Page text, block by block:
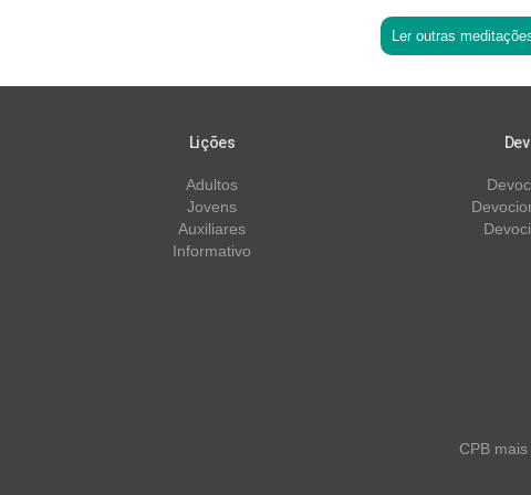
Ler outras
Lições
Adultos
Jovens
Auxiliares
Informativo
CPB